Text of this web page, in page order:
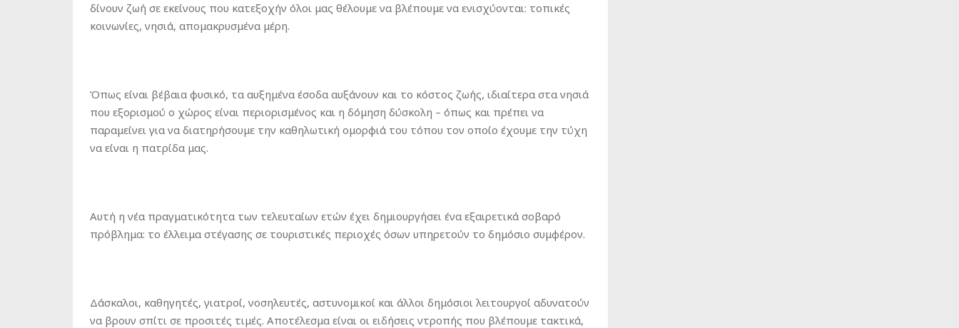
δίνουν ζωή σε εκείνους που κατεξοχήν όλοι μας θέλουμε να βλέπουμε να ενισχύονται: τοπικές
κοινωνίες, νησιά, απομακρυσμένα μέρη.
Όπως είναι βέβαια φυσικό, τα αυξημένα έσοδα αυξάνουν και το κόστος ζωής, ιδιαίτερα στα νησιά
που εξορισμού ο χώρος είναι περιορισμένος και η δόμηση δύσκολη – όπως και πρέπει να
παραμείνει για να διατηρήσουμε την καθηλωτική ομορφιά του τόπου τον οποίο έχουμε την τύχη
να είναι η πατρίδα μας.
Αυτή η νέα πραγματικότητα των τελευταίων ετών έχει δημιουργήσει ένα εξαιρετικά σοβαρό
πρόβλημα: το έλλειμα στέγασης σε τουριστικές περιοχές όσων υπηρετούν το δημόσιο συμφέρον.
Δάσκαλοι, καθηγητές, γιατροί, νοσηλευτές, αστυνομικοί και άλλοι δημόσιοι λειτουργοί αδυνατούν
να βρουν σπίτι σε προσιτές τιμές. Αποτέλεσμα είναι οι ειδήσεις ντροπής που βλέπουμε τακτικά,